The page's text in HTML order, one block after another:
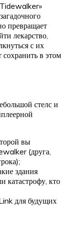
превращает
лекарство,
с их
в этом
стелс и
вы
(друга,
здания
катастрофу, кто
для будущих